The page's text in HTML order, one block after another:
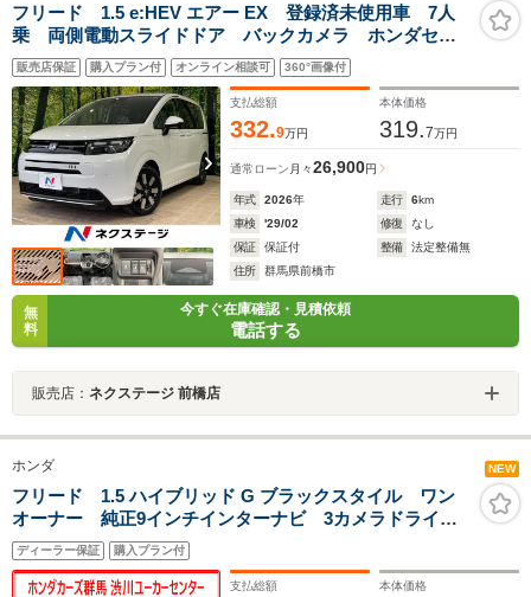
フリード 1.5 e:HEV エアー EX 登録済未使用車 7人
乗 両側電動スライドドア バックカメラ ホンダセン
シング アダプティブクルーズ シートヒーター レー
ンキープ コーナーセンサー スマートキー LEDヘッ
ド オートハイビーム
販売店保証 購入プラン付 オンライン相談可 360°画像付
支払総額
332.9万円
本体価格
319.7万円
通常ローン 月々26,900円
年式 2026年 走行 6km
車検
'29/02 修復
なし
保証
保証付 整備
法定整備無
住所
群馬県前橋市
無
料
今すぐ在庫確認・見積依頼
電話する
販売店： ネクステージ 前橋店
ホンダ NEW
フリード 1.5 ハイブリッド G ブラックスタイル ワン
オーナー 純正9インチインターナビ 3カメラドライブ
レコーダー シートヒーター 両側電動スライドドア
LEDヘッドライト アクティブコーナリングライト
ETC 衝突軽減ブレーキ 誤発進抑制機能
ディーラー保証 購入プラン付
支払総額 本体価格